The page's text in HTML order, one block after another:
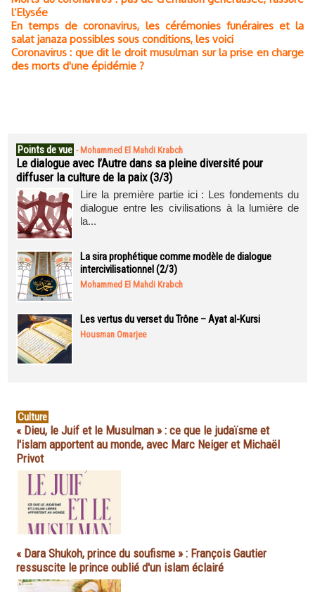
l’Elysée
En temps de coronavirus, les cérémonies funéraires et la
salat janaza possibles sous conditions, les voici
Coronavirus : que dit le droit musulman sur la prise en charge
des morts d'une épidémie ?
Points de vue - Mohammed El Mahdi Krabch
Le dialogue avec l’Autre dans sa pleine diversité pour
diffuser la culture de la paix (3/3)
Lire la première partie ici : Les fondements du
dialogue entre les civilisations à la lumière de
la...
La sira prophétique comme modèle de dialogue
intercivilisationnel (2/3)
Mohammed El Mahdi Krabch
Les vertus du verset du Trône – Ayat al-Kursi
Housman Omarjee
Culture
« Dieu, le Juif et le Musulman » : ce que le judaïsme et
l'islam apportent au monde, avec Marc Neiger et Michaël
Privot
« Dara Shukoh, prince du soufisme » : François Gautier
ressuscite le prince oublié d'un islam éclairé